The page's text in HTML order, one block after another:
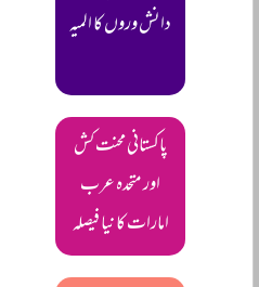
دانش وروں کا المیہ
پاکستانی محنت کش
اور متحدہ عرب
امارات کا نیا فیصلہ